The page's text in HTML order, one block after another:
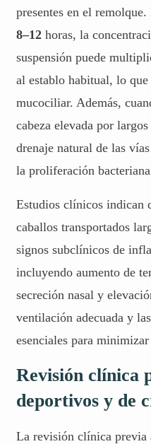
presentes en el
8–12 horas, la
suspensión puede
al establo habitual, lo
mucociliar. Además,
cabeza elevada por
drenaje natural de las
la proliferación
Estudios clínicos indican
caballos transportados
signos subclínicos de
incluyendo aumento de
secreción nasal y
ventilación adecuada y
esenciales para
Revisión clínica
deportivos y de
La revisión clínica previa